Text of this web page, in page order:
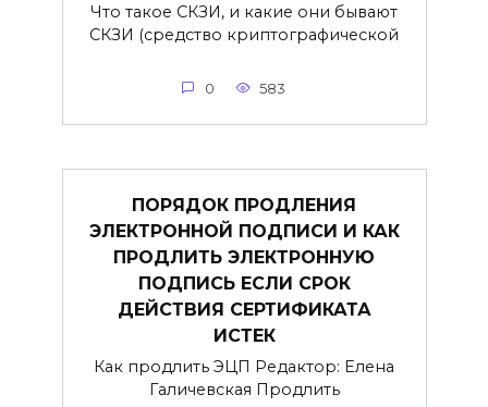
Что такое СКЗИ, и какие они бывают
СКЗИ (средство криптографической
0 583
ПОРЯДОК ПРОДЛЕНИЯ
ЭЛЕКТРОННОЙ ПОДПИСИ И КАК
ПРОДЛИТЬ ЭЛЕКТРОННУЮ
ПОДПИСЬ ЕСЛИ СРОК
ДЕЙСТВИЯ СЕРТИФИКАТА
ИСТЕК
Как продлить ЭЦП Редактор: Елена
Галичевская Продлить